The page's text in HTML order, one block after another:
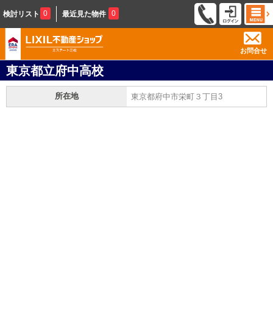
検討リスト 0 最近見た物件 0
お問合せ
東京都立府中高校
所在地 東京都府中市栄町３丁目3